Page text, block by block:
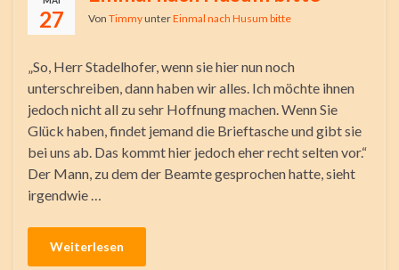
27 Von TimmyunterEinmal nach Husum bitte
„So, Herr Stadelhofer, wenn sie hier nun noch
unterschreiben, dann haben wir alles. Ich möchte ihnen
jedoch nicht all zu sehr Hoffnung machen. Wenn Sie
Glück haben, findet jemand die Brieftasche und gibt sie
bei uns ab. Das kommt hier jedoch eher recht selten vor.“
Der Mann, zu dem der Beamte gesprochen hatte, sieht
irgendwie …
Weiterlesen